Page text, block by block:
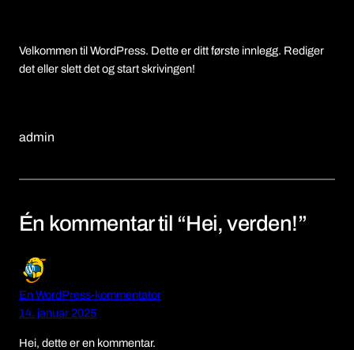
Velkommen til WordPress. Dette er ditt første innlegg. Rediger
det eller slett det og start skrivingen!
admin
Én kommentar til “Hei, verden!”
En WordPress-kommentator
14. januar 2025
Hei, dette er en kommentar.